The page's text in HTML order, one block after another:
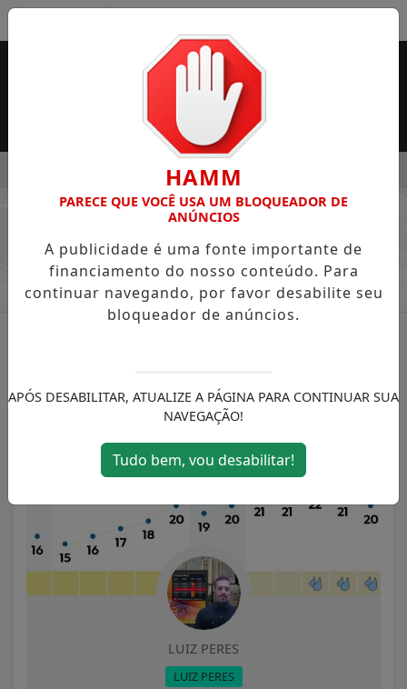
DO SUPERMERCADO ROSSI SERÁ BREVEMENTE
EM ALTA
/ COLUNAS LUIZ PERES
LUIZ PERES
LUIZ PERES
HAMM
PARECE QUE VOCÊ USA UM BLOQUEADOR DE
ANÚNCIOS
A publicidade é uma fonte importante de
financiamento do nosso conteúdo. Para
continuar navegando, por favor desabilite seu
bloqueador de anúncios.
APÓS DESABILITAR, ATUALIZE A PÁGINA PARA CONTINUAR SUA
NAVEGAÇÃO!
Tudo bem, vou desabilitar!